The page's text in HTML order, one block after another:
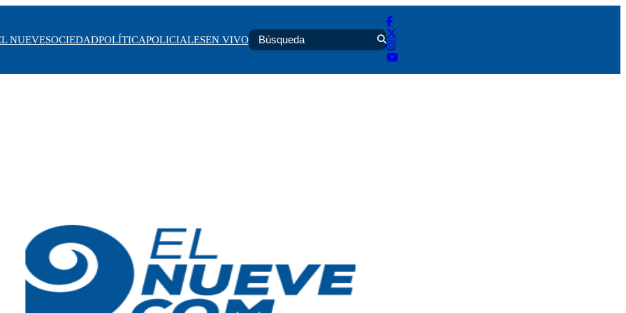
NUEVESOCIEDADPOLÍTICAPOLICIALESEN VIVO